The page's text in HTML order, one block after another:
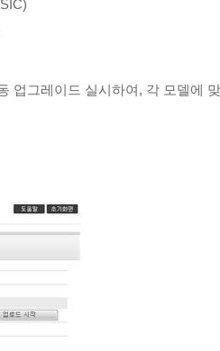
업그레이드 실시하여, 각 모델에